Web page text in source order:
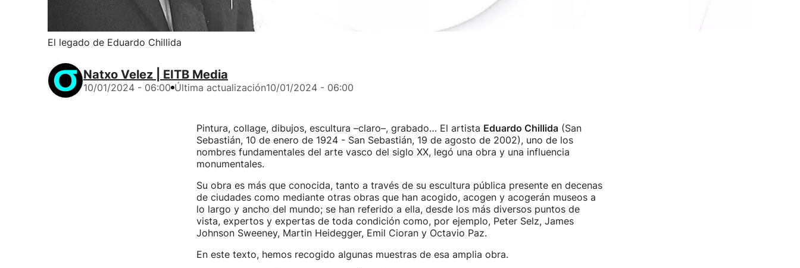
El legado de Eduardo Chillida
Natxo Velez | EITB Media
10/01/2024 - 06:00 Última actualización10/01/2024 - 06:00
Pintura, collage, dibujos, escultura –claro–, grabado… El artista Eduardo Chillida(San
Sebastián, 10 de enero de 1924 - San Sebastián, 19 de agosto de 2002), uno de los
nombres fundamentales del arte vasco del siglo XX, legó una obra y una influencia
monumentales.
Su obra es más que conocida, tanto a través de su escultura pública presente en decenas
de ciudades como mediante otras obras que han acogido, acogen y acogerán museos a
lo largo y ancho del mundo; se han referido a ella, desde los más diversos puntos de
vista, expertos y expertas de toda condición como, por ejemplo, Peter Selz, James
Johnson Sweeney, Martin Heidegger, Emil Cioran y Octavio Paz.
En este texto, hemos recogido algunas muestras de esa amplia obra.